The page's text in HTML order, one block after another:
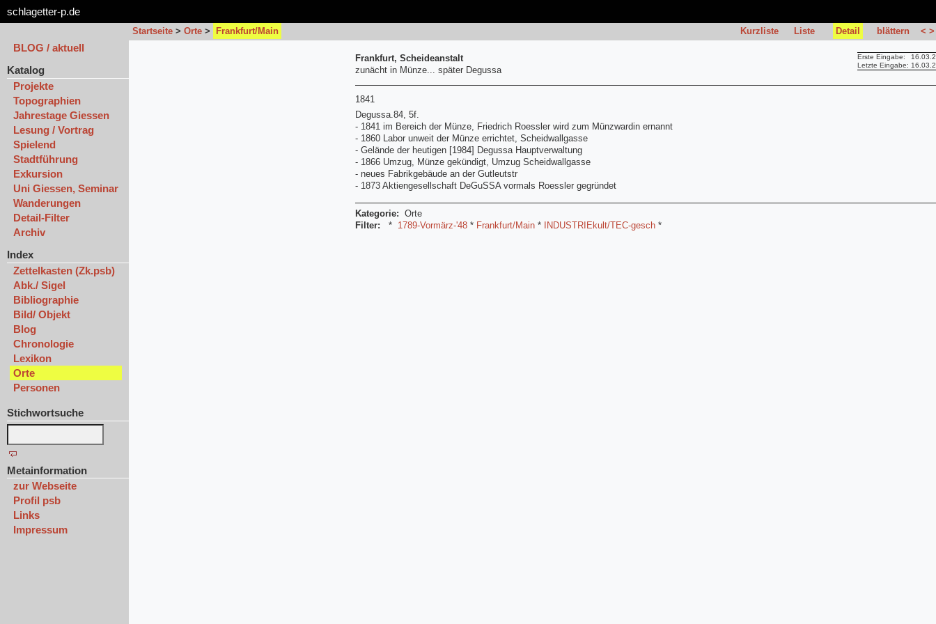
schlagetter-p.de
Startseite > Orte > Frankfurt/Main Kurzliste Liste Detail blättern < >
BLOG / aktuell
Katalog
Projekte
Topographien
Jahrestage Giessen
Lesung / Vortrag
Spielend
Stadtführung
Exkursion
Uni Giessen, Seminar
Wanderungen
Detail-Filter
Archiv
Index
Zettelkasten (Zk.psb)
Abk./ Sigel
Bibliographie
Bild/ Objekt
Blog
Chronologie
Lexikon
Orte
Personen
Stichwortsuche
Metainformation
zur Webseite
Profil psb
Links
Impressum
Erste Eingabe:
Letzte Eingabe:
Frankfurt, Scheideanstalt
zunächt in Münze... später Degussa
1841
Degussa.84, 5f.
- 1841 im Bereich der Münze, Friedrich Roessler wird zum Münzwardin ernannt
- 1860 Labor unweit der Münze errichtet, Scheidwallgasse
- Gelände der heutigen [1984] Degussa Hauptverwaltung
- 1866 Umzug, Münze gekündigt, Umzug Scheidwallgasse
- neues Fabrikgebäude an der Gutleutstr
- 1873 Aktiengesellschaft DeGuSSA vormals Roessler gegründet
Kategorie: Orte
Filter:
* 1789-Vormärz-'48 * Frankfurt/Main * INDUSTRIEkult/TEC-gesch *